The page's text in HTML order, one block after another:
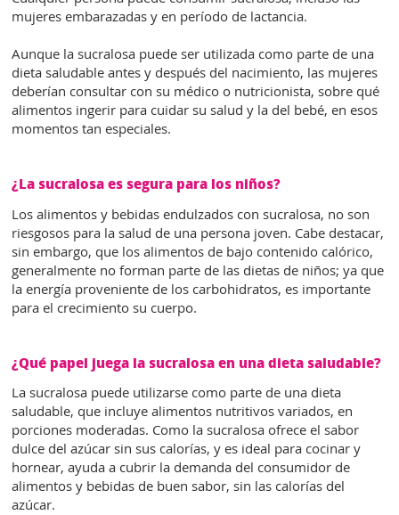
mujeres embarazadas y en período de lactancia.
Aunque la sucralosa puede ser utilizada como parte de una
dieta saludable antes y después del nacimiento, las mujeres
deberían consultar con su médico o nutricionista, sobre qué
alimentos ingerir para cuidar su salud y la del bebé, en esos
momentos tan especiales.
¿La sucralosa es segura para los niños?
Los alimentos y bebidas endulzados con sucralosa, no son
riesgosos para la salud de una persona joven. Cabe destacar,
sin embargo, que los alimentos de bajo contenido calórico,
generalmente no forman parte de las dietas de niños; ya que
la energía proveniente de los carbohidratos, es importante
para el crecimiento su cuerpo.
¿Qué papel juega la sucralosa en una dieta saludable?
La sucralosa puede utilizarse como parte de una dieta
saludable, que incluye alimentos nutritivos variados, en
porciones moderadas. Como la sucralosa ofrece el sabor
dulce del azúcar sin sus calorías, y es ideal para cocinar y
hornear, ayuda a cubrir la demanda del consumidor de
alimentos y bebidas de buen sabor, sin las calorías del
azúcar.